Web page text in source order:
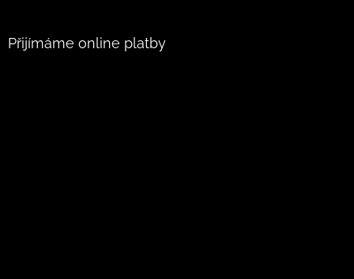
Přijímáme online platby